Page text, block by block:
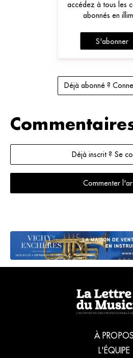
accédez à tous les
abonnés en
S'abonner
Déjà abonné ?
Déjà inscrit ? Se
Commenter
À PROPOS
L'ÉQUIPE